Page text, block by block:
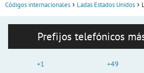
Códigos internacionales Ladas Estados Unidos
Prefijos telefónicos
+1
+49